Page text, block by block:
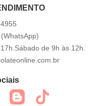
(WhatsApp)
de 9h às 12h.